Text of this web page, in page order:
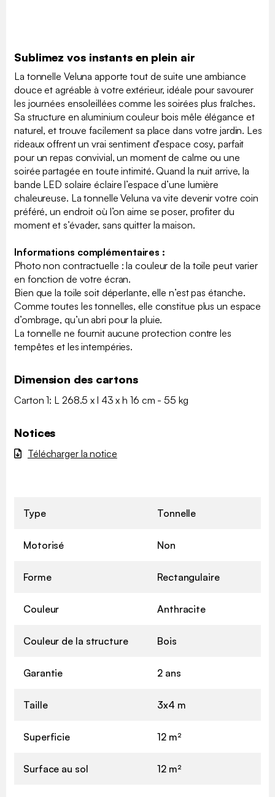
Sublimez vos instants en plein air
La tonnelle Veluna apporte tout de suite une ambiance
douce et agréable à votre extérieur, idéale pour savourer
les journées ensoleillées comme les soirées plus fraîches.
Sa structure en aluminium couleur bois mêle élégance et
naturel, et trouve facilement sa place dans votre jardin. Les
rideaux offrent un vrai sentiment d'espace cosy, parfait
pour un repas convivial, un moment de calme ou une
soirée partagée en toute intimité. Quand la nuit arrive, la
bande LED solaire éclaire l’espace d’une lumière
chaleureuse. La tonnelle Veluna va vite devenir votre coin
préféré, un endroit où l’on aime se poser, profiter du
moment et s’évader, sans quitter la maison.
Informations complémentaires :
Photo non contractuelle : la couleur de la toile peut varier
en fonction de votre écran.
Bien que la toile soit déperlante, elle n’est pas étanche.
Comme toutes les tonnelles, elle constitue plus un espace
d’ombrage, qu’un abri pour la pluie.
La tonnelle ne fournit aucune protection contre les
tempêtes et les intempéries.
Dimension des cartons
Carton 1: L 268.5 x l 43 x h 16 cm - 55 kg
Notices
Télécharger la notice
Type Tonnelle
Motorisé Non
Forme Rectangulaire
Couleur Anthracite
Couleur de la structure Bois
Garantie 2 ans
Taille 3x4 m
Superficie 12 m²
Surface au sol 12 m²